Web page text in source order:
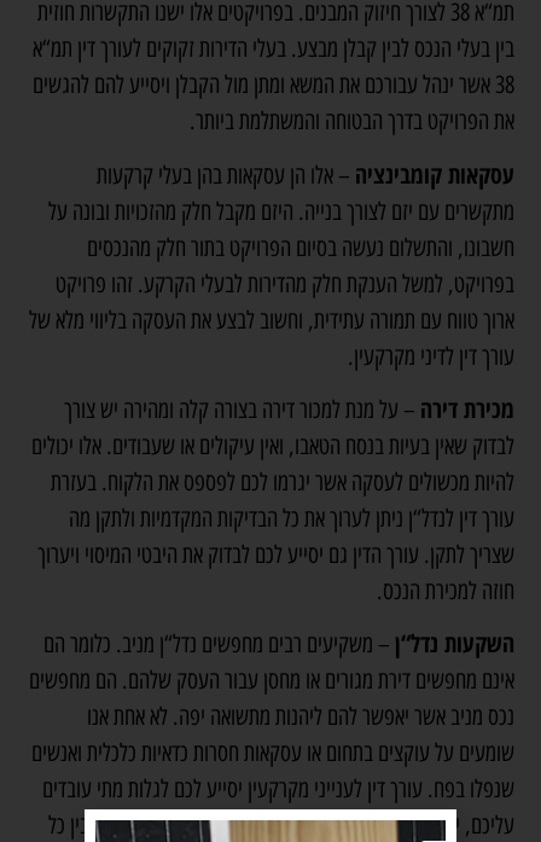
תמ“א 38 לצורך חיזוק המבנים. בפרויקטים אלו ישנו התקשרות חוזית
בין בעלי הנכס לבין קבלן מבצע. בעלי הדירות זקוקים לעורך דין תמ“א
38 אשר ינהל עבורכם את המשא ומתן מול הקבלן ויסייע להם להגשים
את הפרויקט בדרך הבטוחה והמשתלמת ביותר.
עסקאות קומבינציה – אלו הן עסקאות בהן בעלי קרקעות
מתקשרים עם יזם לצורך בנייה. היזם מקבל חלק מהזכויות ובונה על
חשבונו, והתשלום נעשה בסיום הפרויקט בתור חלק מהנכסים
בפרויקט, למשל הענקת חלק מהדירות לבעלי הקרקע. זהו פרויקט
ארוך טווח עם תמורה עתידית, וחשוב לבצע את העסקה בליווי מלא של
עורך דין לדיני מקרקעין.
מכירת דירה – על מנת למכור דירה בצורה קלה ומהירה יש צורך
לבדוק שאין בעיות בנסח הטאבו, ואין עיקולים או שעבודים. אלו יכולים
להיות מכשולים לעסקה אשר יגרמו לכם לפספס את הלקוח. בעזרת
עורך דין לנדל“ן ניתן לערוך את כל הבדיקות המקדמיות ולתקן מה
שצריך לתקן. עורך הדין גם יסייע לכם לבדוק את היבטי המיסוי ויערוך
חוזה למכירת הנכס.
השקעות נדל“ן – משקיעים רבים מחפשים נדל“ן מניב. כלומר הם
אינם מחפשים דירת מגורים או מחסן עבור העסק שלהם. הם מחפשים
נכס מניב אשר יאפשר להם ליהנות מתשואה יפה. לא אחת אנו
שומעים על עוקצים בתחום או עסקאות חסרות כדאיות כלכלית ואנשים
שנפלו בפח. עורך דין לענייני מקרקעין יסייע לכם לגלות מתי עובדים
עליכם, ילמד אתכם מהם הדברים שצריך לבדוק ויעזור לכם להבין כל